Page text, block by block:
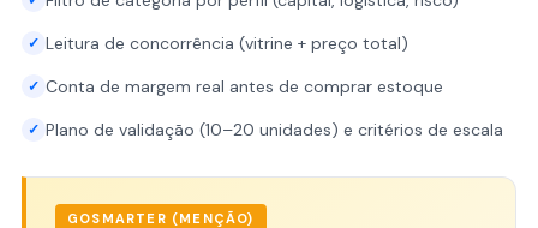
✓ Leitura de concorrência (vitrine + preço total)
✓ Conta de margem real antes de comprar estoque
✓ Plano de validação (10–20 unidades) e critérios de escala
GOSMARTER (MENÇÃO)